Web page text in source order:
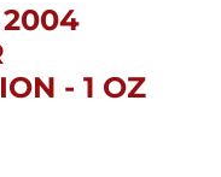
2004
- 1 OZ